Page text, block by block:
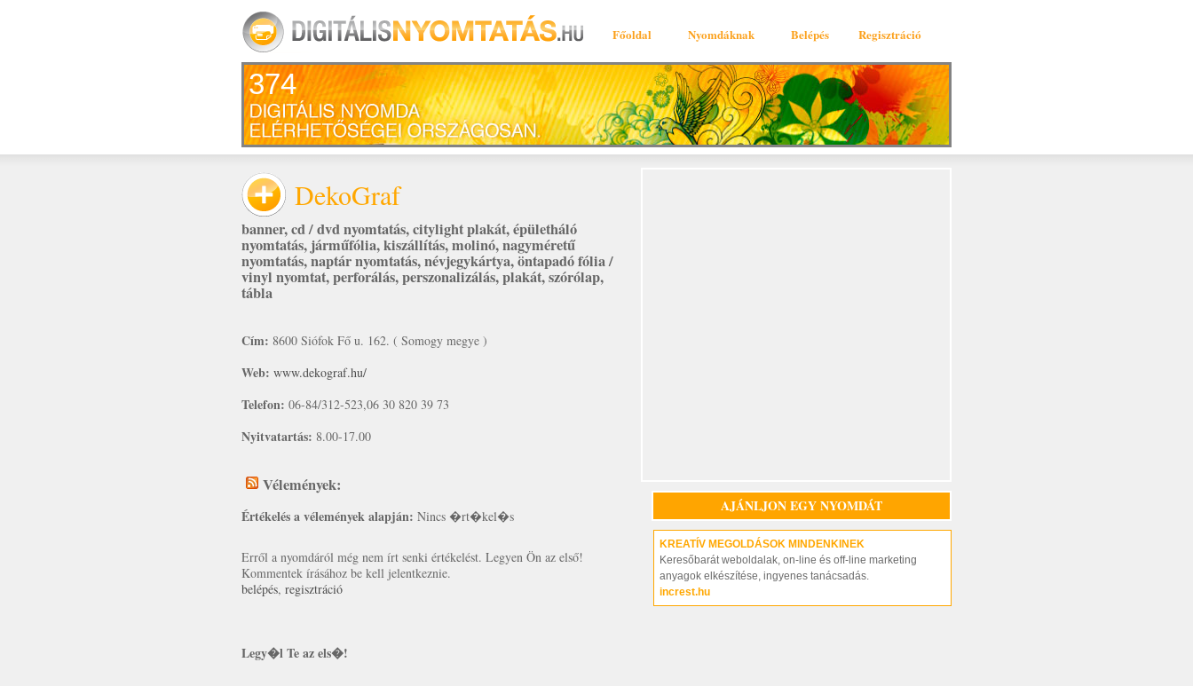
Főoldal Nyomdáknak Belépés Regisztráció
374
DekoGraf
banner,cd / dvd nyomtatás,citylight plakát,épületháló
nyomtatás, járműfólia,kiszállítás,molinó,nagyméretű
nyomtatás,naptár nyomtatás,névjegykártya,öntapadó fólia /
vinyl nyomtat,perforálás,perszonalizálás,plakát,szórólap,
tábla
Cím: 8600 Siófok Fő u. 162. ( Somogy megye )
Web: www.dekograf.hu/
Telefon: 06-84/312-523,06 30 820 39 73
Nyitvatartás: 8.00-17.00
Vélemények:
Értékelés a vélemények alapján: Nincs �rt�kel�s
Erről a nyomdáról még nem írt senki értékelést. Legyen Ön az első!
Kommentek írásához be kell jelentkeznie.
belépés, regisztráció
Legy�l Te az els�!
AJÁNLJON EGY NYOMDÁT
KREATÍV MEGOLDÁSOK MINDENKINEK
Keresőbarát weboldalak, on-line és off-line marketing
anyagok elkészítése, ingyenes tanácsadás.
increst.hu